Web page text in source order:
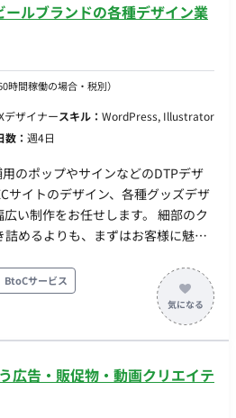
ールブランドの各種デザイン業
時間稼働の場合・税別）
ザイナースキル： WordPress, Illustrator
： 週4日
のポップやサインなどのDTPデザ
サイトのデザイン、各種グッズデザ
い制作をお任せします。 細部のク
めるよりも、まずはお客様に魅力
当者と直接やり取りを行いなが
す。 ■業務内容・担当
ンドにおける各種デザイン業務】 ・
のDTPデザイン制作 ・Webサイ
当者と直接連携し、企画からのスピ
：【要件定義・設計・実装】 ■チ
BtoCサービス
広告・販促物・動画クリエイテ